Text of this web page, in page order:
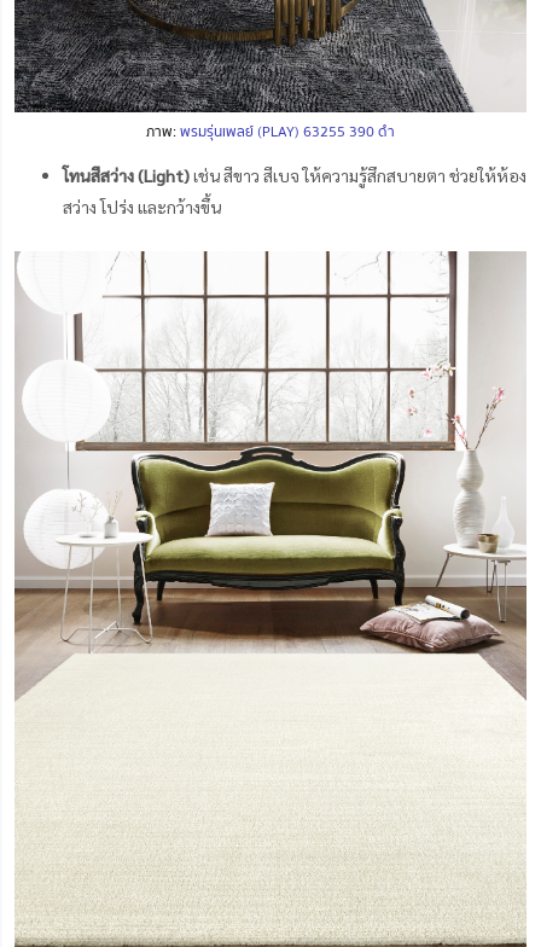
ภาพ:พรมรุ่นเพลย์ (PLAY) 63255 390 ดำ
โทนสีสว่าง (Light)เช่น สีขาว สีเบจ ให้ความรู้สึกสบายตา ช่วยให้ห้อง
สว่าง โปร่ง และกว้างขึ้น